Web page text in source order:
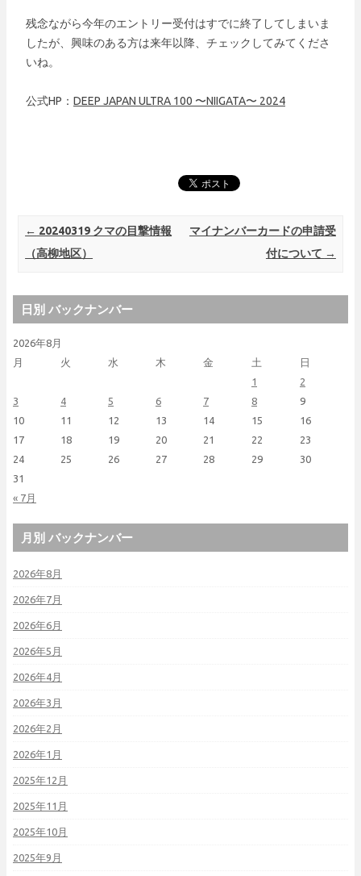
残念ながら今年のエントリー受付はすでに終了してしまいま
したが、興味のある方は来年以降、チェックしてみてくださ
いね。
公式HP： DEEP JAPAN ULTRA 100 〜NIIGATA〜 2024
Post navigation
← 20240319 クマの目撃情報
（高柳地区）
マイナンバーカードの申請受
付について →
日別 バックナンバー
2026年8月
月
火 水 木 金 土 日
« 7月
1
2
3
4 5 6 7 8
9
10
11 12 13 14 15
16
17
18 19 20 21 22
23
24
25 26 27 28 29
30
31
月別 バックナンバー
2026年8月
2026年7月
2026年6月
2026年5月
2026年4月
2026年3月
2026年2月
2026年1月
2025年12月
2025年11月
2025年10月
2025年9月